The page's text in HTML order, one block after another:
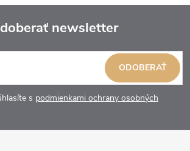
newsletter
s podmienkami ochrany osobných
ODOBERAŤ